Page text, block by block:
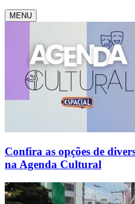
MENU
Confira as opções de
na Agenda Cultural